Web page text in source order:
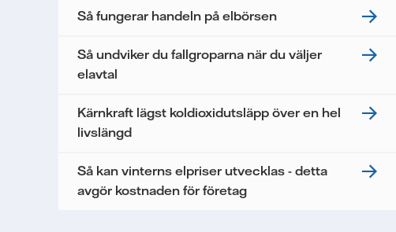
Så fungerar handeln på elbörsen
Så undviker du fallgroparna när du väljer
elavtal
Kärnkraft lägst koldioxidutsläpp över en hel
livslängd
Så kan vinterns elpriser utvecklas - detta
avgör kostnaden för företag